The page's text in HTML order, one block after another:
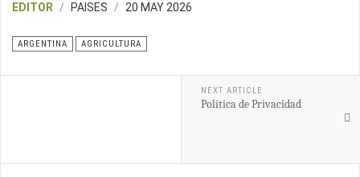
EDITOR PAISES 20 MAY 2026
ARGENTINA AGRICULTURA
NEXT ARTICLE
Política de Privacidad